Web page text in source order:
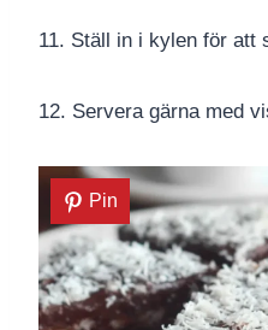
11. Ställ in i kylen för att
12. Servera gärna med
Pin